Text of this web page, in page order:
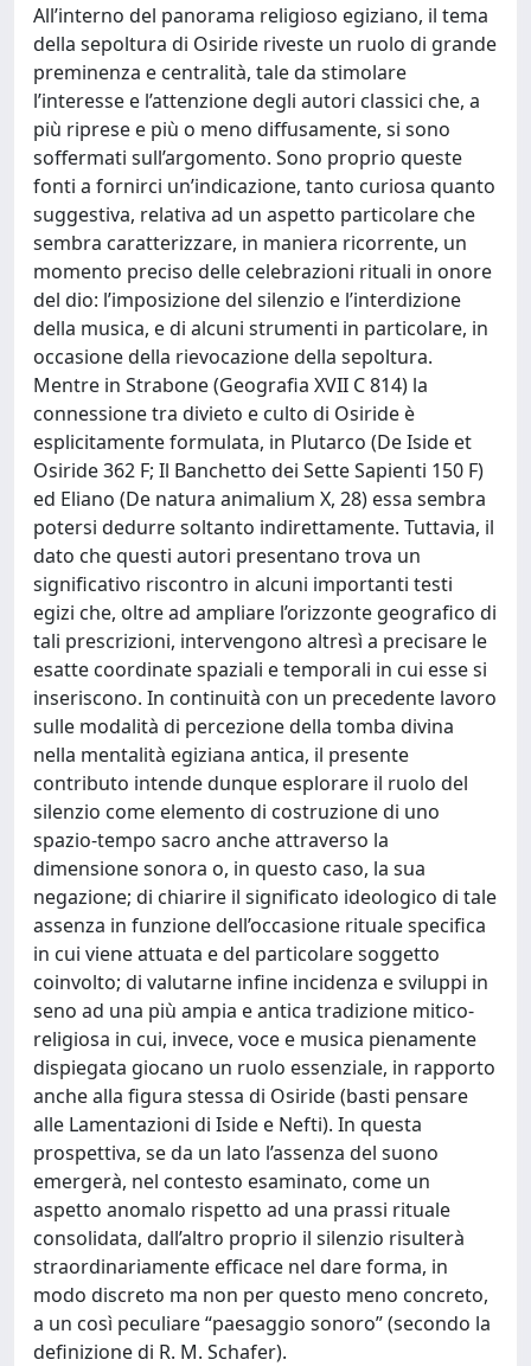
All’interno del panorama religioso egiziano, il tema
della sepoltura di Osiride riveste un ruolo di grande
preminenza e centralità, tale da stimolare
l’interesse e l’attenzione degli autori classici che, a
più riprese e più o meno diffusamente, si sono
soffermati sull’argomento. Sono proprio queste
fonti a fornirci un’indicazione, tanto curiosa quanto
suggestiva, relativa ad un aspetto particolare che
sembra caratterizzare, in maniera ricorrente, un
momento preciso delle celebrazioni rituali in onore
del dio: l’imposizione del silenzio e l’interdizione
della musica, e di alcuni strumenti in particolare, in
occasione della rievocazione della sepoltura.
Mentre in Strabone (Geografia XVII C 814) la
connessione tra divieto e culto di Osiride è
esplicitamente formulata, in Plutarco (De Iside et
Osiride 362 F; Il Banchetto dei Sette Sapienti 150 F)
ed Eliano (De natura animalium X, 28) essa sembra
potersi dedurre soltanto indirettamente. Tuttavia, il
dato che questi autori presentano trova un
significativo riscontro in alcuni importanti testi
egizi che, oltre ad ampliare l’orizzonte geografico di
tali prescrizioni, intervengono altresì a precisare le
esatte coordinate spaziali e temporali in cui esse si
inseriscono. In continuità con un precedente lavoro
sulle modalità di percezione della tomba divina
nella mentalità egiziana antica, il presente
contributo intende dunque esplorare il ruolo del
silenzio come elemento di costruzione di uno
spazio-tempo sacro anche attraverso la
dimensione sonora o, in questo caso, la sua
negazione; di chiarire il significato ideologico di tale
assenza in funzione dell’occasione rituale specifica
in cui viene attuata e del particolare soggetto
coinvolto; di valutarne infine incidenza e sviluppi in
seno ad una più ampia e antica tradizione mitico-
religiosa in cui, invece, voce e musica pienamente
dispiegata giocano un ruolo essenziale, in rapporto
anche alla figura stessa di Osiride (basti pensare
alle Lamentazioni di Iside e Nefti). In questa
prospettiva, se da un lato l’assenza del suono
emergerà, nel contesto esaminato, come un
aspetto anomalo rispetto ad una prassi rituale
consolidata, dall’altro proprio il silenzio risulterà
straordinariamente efficace nel dare forma, in
modo discreto ma non per questo meno concreto,
a un così peculiare “paesaggio sonoro” (secondo la
definizione di R. M. Schafer).